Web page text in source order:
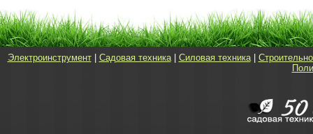
Электроинструмент| Садовая техника| Силовая техника|